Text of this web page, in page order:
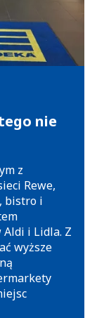
nie
z
Rewe,
bistro i
i Lidla. Z
wyższe